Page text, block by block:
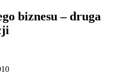
biznesu – druga